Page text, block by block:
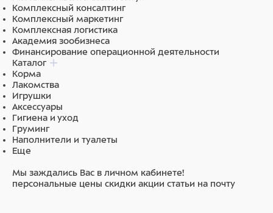
Комплексный консалтинг
Комплексный маркетинг
Комплексная логистика
Академия зообизнеса
Финансирование операционной деятельности
Каталог
Корма
Лакомства
Игрушки
Аксессуары
Гигиена и уход
Груминг
Наполнители и туалеты
Еще
Мы заждались Вас в личном кабинете!
персональные цены скидки акции статьи на почту